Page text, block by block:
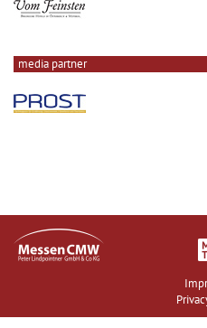
media partner